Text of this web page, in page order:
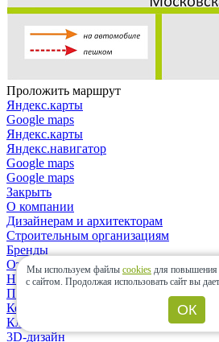
Проложить маршрут
Яндекс.карты
Google maps
Яндекс.карты
Яндекс.навигатор
Google maps
Google maps
Закрыть
О компании
Дизайнерам и архитекторам
Строительным организациям
Бренды
Отзывы
Новости
Политика конфиденциальности
Контакты
Клиентам
3D-дизайн
Мы используем файлы cookies для повышения
с сайтом. Продолжая использовать сайт вы
ОК